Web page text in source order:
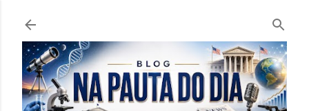
Pular para o conteúdo principal